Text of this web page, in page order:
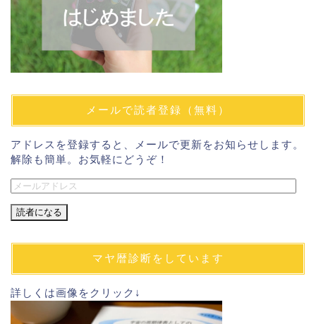
メールで読者登録（無料）
アドレスを登録すると、メールで更新をお知らせします。
解除も簡単。お気軽にどうぞ！
メ
ル
ド
ス
マヤ暦診断をしています
詳しくは画像をクリック↓